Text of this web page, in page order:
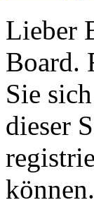
Lieber
Board.
Sie
dieser